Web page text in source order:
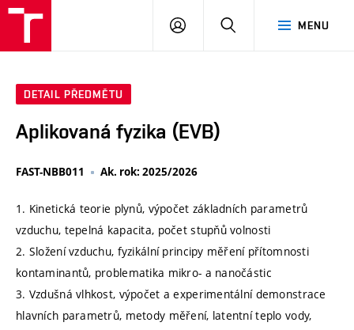
MENU
PŘIHLÁSIT
DETAIL PŘEDMĚTU
Aplikovaná fyzika (EVB)
FAST-NBB011 Ak. rok: 2025/2026
1. Kinetická teorie plynů, výpočet základních parametrů
vzduchu, tepelná kapacita, počet stupňů volnosti
2. Složení vzduchu, fyzikální principy měření přítomnosti
kontaminantů, problematika mikro- a nanočástic
3. Vzdušná vlhkost, výpočet a experimentální demonstrace
hlavních parametrů, metody měření, latentní teplo vody,